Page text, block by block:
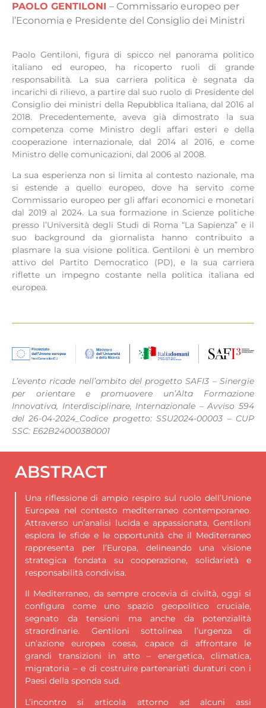
PAOLO GENTILONI – Commissario europeo per
l’Economia e Presidente del Consiglio dei Ministri
Paolo Gentiloni, figura di spicco nel panorama politico
italiano ed europeo, ha ricoperto ruoli di grande
responsabilità. La sua carriera politica è segnata da
incarichi di rilievo, a partire dal suo ruolo di Presidente del
Consiglio dei ministri della Repubblica Italiana, dal 2016 al
2018. Precedentemente, aveva già dimostrato la sua
competenza come Ministro degli affari esteri e della
cooperazione internazionale, dal 2014 al 2016, e come
Ministro delle comunicazioni, dal 2006 al 2008.
La sua esperienza non si limita al contesto nazionale, ma
si estende a quello europeo, dove ha servito come
Commissario europeo per gli affari economici e monetari
dal 2019 al 2024. La sua formazione in Scienze politiche
presso l’Università degli Studi di Roma “La Sapienza” e il
suo background da giornalista hanno contribuito a
plasmare la sua visione politica. Gentiloni è un membro
attivo del Partito Democratico (PD), e la sua carriera
riflette un impegno costante nella politica italiana ed
europea.
L’evento ricade nell’ambito del progetto SAFI3 – Sinergie
per orientare e promuovere un’Alta Formazione
Innovativa, Interdisciplinare, Internazionale – Avviso 594
del 26-04-2024_Codice progetto: SSU2024-00003 – CUP
SSC: E62B24000380001
ABSTRACT
Una riflessione di ampio respiro sul ruolo dell’Unione
Europea nel contesto mediterraneo contemporaneo.
Attraverso un’analisi lucida e appassionata, Gentiloni
esplora le sfide e le opportunità che il Mediterraneo
rappresenta per l’Europa, delineando una visione
strategica fondata su cooperazione, solidarietà e
responsabilità condivisa.
Il Mediterraneo, da sempre crocevia di civiltà, oggi si
configura come uno spazio geopolitico cruciale,
segnato da tensioni ma anche da potenzialità
straordinarie. Gentiloni sottolinea l’urgenza di
un’azione europea coesa, capace di affrontare le
grandi transizioni in atto – energetica, climatica,
migratoria – e di costruire partenariati duraturi con i
Paesi della sponda sud.
L’incontro si articola attorno ad alcuni assi